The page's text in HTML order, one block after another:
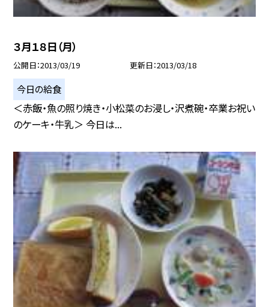
３月１８日（月）
公開日 2013/03/19 更新日 2013/03/18
今日の給食
＜赤飯・魚の照り焼き・小松菜のお浸し・沢煮碗・卒業お祝い
のケーキ・牛乳＞ 今日は...